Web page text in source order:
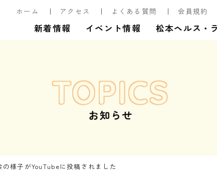
ホーム アクセス よくある質問 会員規約
新着情報 イベント情報 松本ヘルス・
TOPICS
お知らせ
様子がYouTubeに投稿されました